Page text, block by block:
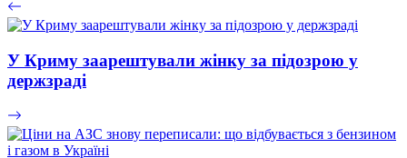
У Криму заарештували жінку за підозрою у
держзраді